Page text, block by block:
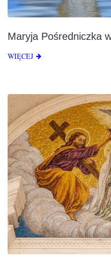
Maryja Pośredniczka
WIĘCEJ